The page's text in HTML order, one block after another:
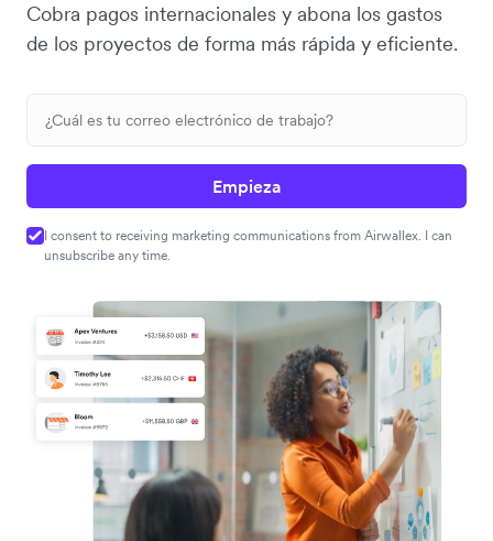
Cobra pagos internacionales y abona los gastos
de los proyectos de forma más rápida y eficiente.
Empieza
I consent to receiving marketing communications from Airwallex. I can
unsubscribe any time.